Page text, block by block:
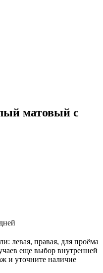
матовый с
левая, правая, для проёма
еще выбор внутренней
и уточните наличие